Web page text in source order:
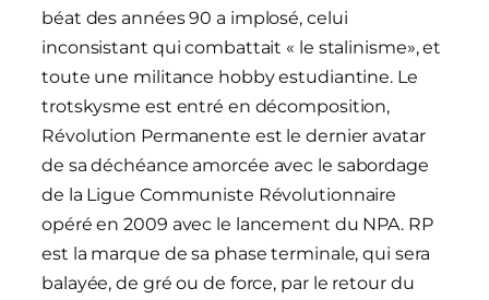
béat des années 90 a implosé, celui
inconsistant qui combattait « le stalinisme», et
toute une militance hobby estudiantine. Le
trotskysme est entré en décomposition,
Révolution Permanente est le dernier avatar
de sa déchéance amorcée avec le sabordage
de la Ligue Communiste Révolutionnaire
opéré en 2009 avec le lancement du NPA. RP
est la marque de sa phase terminale, qui sera
balayée, de gré ou de force, par le retour du